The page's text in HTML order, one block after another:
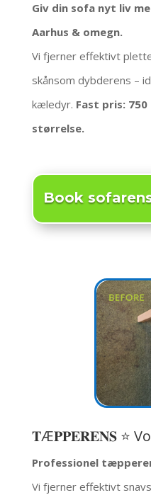
Giv din sofa nyt liv
Aarhus & omegn.
Vi fjerner effektivt
skånsom dybderens –
kæledyr. Fast pris:
størrelse.
Book
𝐓Æ𝐏𝐏𝐄𝐑𝐄𝐍𝐒 ⭐
Professionel
Vi fjerner effektivt